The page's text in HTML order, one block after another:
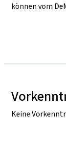
können vom
Keine